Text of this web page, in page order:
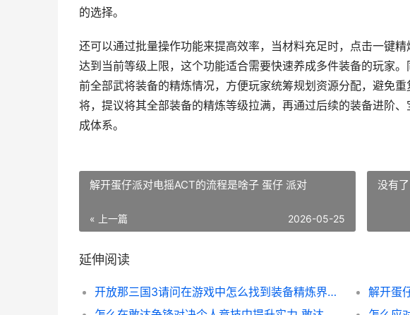
的选择。
还可以通过批量操作功能来提高效率，当材料充足时，点击一键
达到当前等级上限，这个功能适合需要快速养成多件装备的玩家
前全部武将装备的精炼情况，方便玩家统筹规划资源分配，避免
将，提议将其全部装备的精炼等级拉满，再通过后续的装备进阶
成体系。
解开蛋仔派对电摇ACT的流程是啥子 蛋仔 派对
« 上一篇 2026-05-25
没有了
延伸阅读
开放那三国3请问在游戏中怎么找到装备精炼界面 放开那三国3服务器开放时间
解开蛋